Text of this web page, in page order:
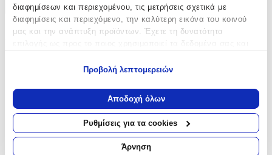
διαφημίσεων και περιεχομένου, τις μετρήσεις σχετικά με
διαφημίσεις και περιεχόμενο, την καλύτερη εικόνα του κοινού
μας και την ανάπτυξη προϊόντων. Έχετε τη δυνατότητα
Να συλλέξουμε πληροφορίες σχετικά με τη γεωγραφική
σας τοποθεσία, οι οποίες μπορεί να είναι ακριβείς σε
απόσταση μερικών μέτρων
Να αναγνωρίσουμε τη συσκευή σας σαρώνοντας ενεργά
για συγκεκριμένα χαρακτηριστικά (δακτυλικό αποτύπωμα)
Προβολή λεπτομερειών
Αποδοχή όλων
Ρυθμίσεις για τα cookies
Άρνηση
+
Χαρακτηριστικά
Είδος
Αξιολογήσεις